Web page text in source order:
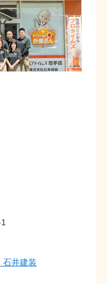
石井建装